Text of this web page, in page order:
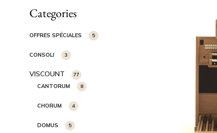
Categories
OFFRES SPÉCIALES 5
CONSOLI 3
VISCOUNT 77
CANTORUM 8
CHORUM 4
DOMUS 5